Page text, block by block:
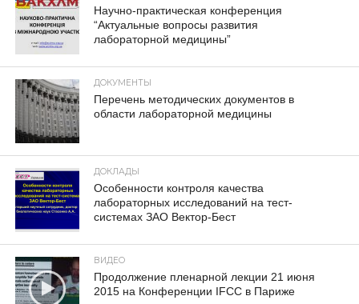
Научно-практическая конференция
“Актуальные вопросы развития
лабораторной медицины”
ДОКУМЕНТЫ
Перечень методических документов в
области лабораторной медицины
ДОКЛАДЫ
Особенности контроля качества
лабораторных исследований на тест-
системах ЗАО Вектор-Бест
ВИДЕО
Продолжение пленарной лекции 21 июня
2015 на Конференции IFCC в Париже